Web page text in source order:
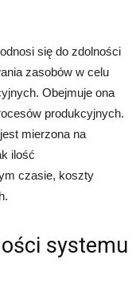
się do zdolności
zasobów w celu
Obejmuje ona
produkcyjnych.
mierzona na
ilość
czasie, koszty
systemu